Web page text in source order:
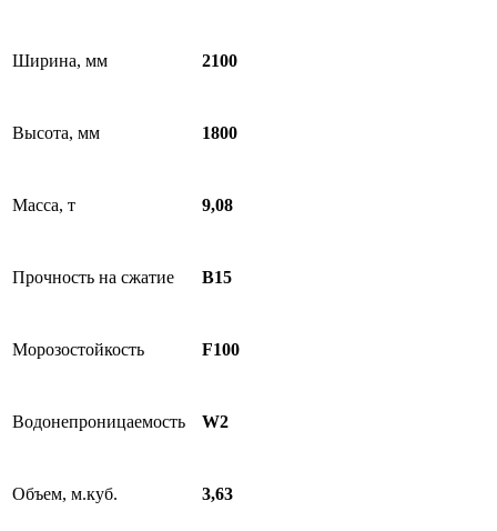
Ширина, мм 2100
Высота, мм 1800
Масса, т 9,08
Прочность на сжатие B15
Морозостойкость F100
Водонепроницаемость W2
Объем, м.куб. 3,63